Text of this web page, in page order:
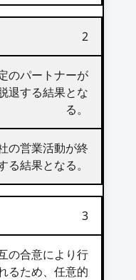
2
のパートナーが
退する結果とな
る。
の営業活動が終
る結果となる。
3
の合意により行
るため、任意的